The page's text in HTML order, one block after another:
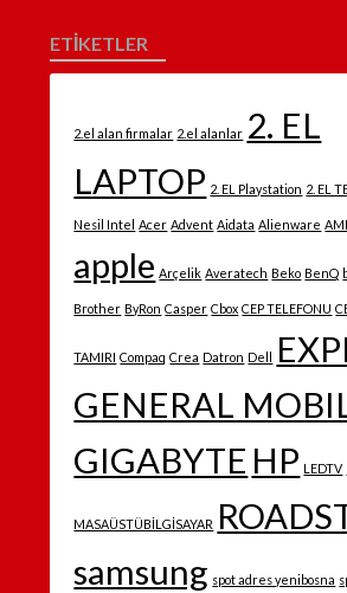
ETİKETLER
2.el alan firmalar 2.el alanlar 2. EL
LAPTOP 2. EL Playstation 2. EL
Nesil Intel Acer Advent Aidata Alienware
apple Arçelik Averatech Beko BenQ
Brother ByRon Casper Cbox CEP TELEFONU
TAMIRI Compaq Crea Datron Dell
GENERAL
GIGABYTE HP LEDTV
MASAÜSTÜBİLGİSAYAR
samsung spot adres yenibosna